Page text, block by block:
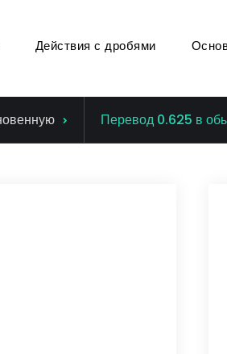
Действия с дробями
Перевод 0.625 в